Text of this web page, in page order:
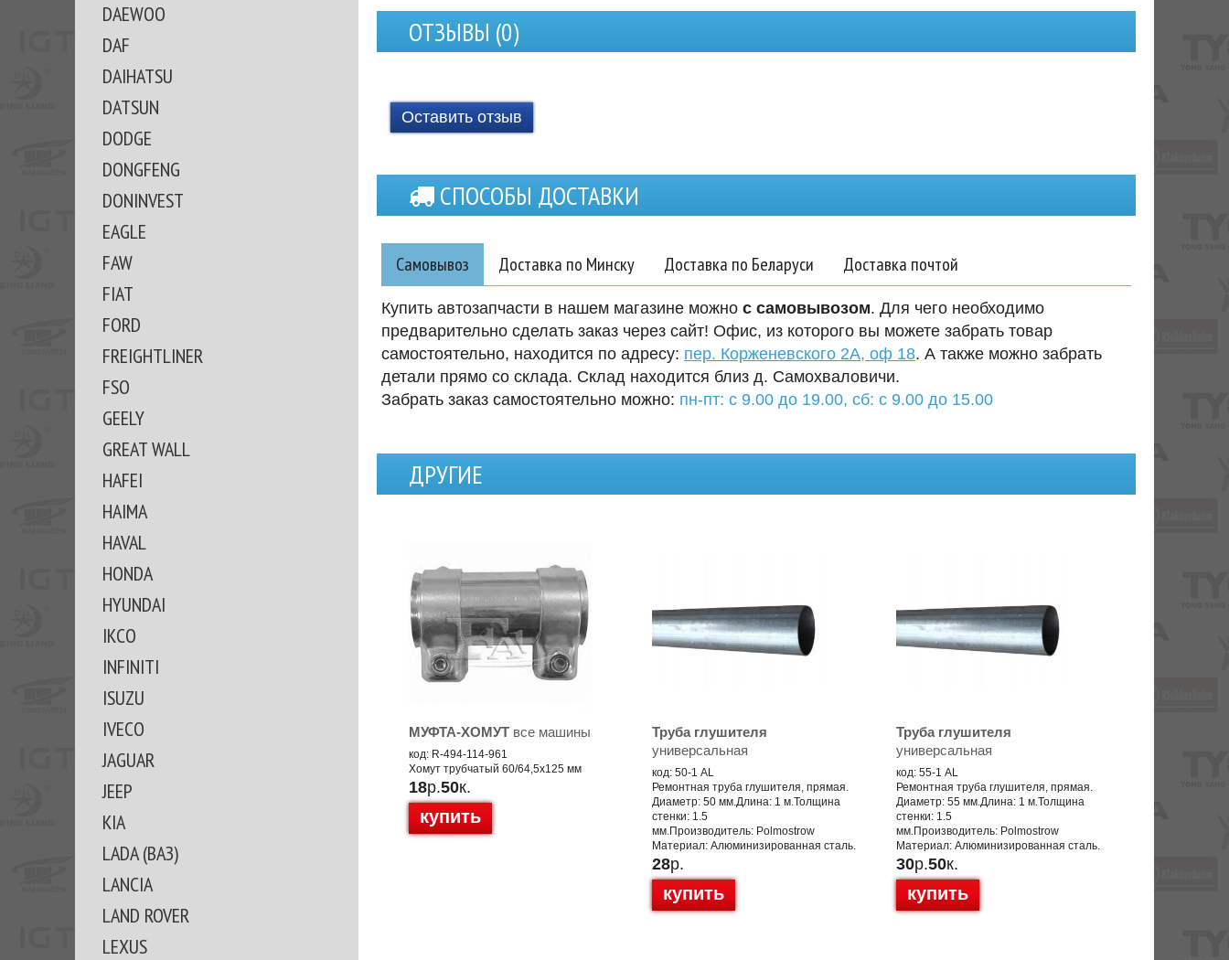
DAEWOO
DAF
DAIHATSU
DATSUN
DODGE
DONGFENG
DONINVEST
EAGLE
FAW
FIAT
FORD
FREIGHTLINER
FSO
GEELY
GREAT WALL
HAFEI
HAIMA
HAVAL
HONDA
HYUNDAI
IKCO
INFINITI
ISUZU
IVECO
JAGUAR
JEEP
KIA
LADA (ВАЗ)
LANCIA
LAND ROVER
LEXUS
ОТЗЫВЫ (0)
Оставить отзыв
СПОСОБЫ ДОСТАВКИ
Самовывоз Доставка по Минску Доставка по Беларуси Доставка почтой
Купить автозапчасти в нашем магазине можно с самовывозом. Для чего необходимо
предварительно сделать заказ через сайт! Офис, из которого вы можете забрать товар
самостоятельно, находится по адресу: пер. Корженевского 2А, оф 18. А также можно забрать
детали прямо со склада. Склад находится близ д. Самохваловичи.
Забрать заказ самостоятельно можно: пн-пт: с 9.00 до 19.00, сб: с 9.00 до 15.00
ДРУГИЕ
МУФТА-ХОМУТ все машины
код: R-494-114-961
Хомут трубчатый 60/64,5x125 мм
18р.50к.
купить
Труба глушителя
универсальная
код: 50-1 AL
Ремонтная труба глушителя, прямая.
Диаметр: 50 мм.Длина: 1 м.Толщина
стенки: 1.5
мм.Производитель: Polmostrow
Материал: Алюминизированная сталь.
28р.
купить
Труба глушителя
универсальная
код: 55-1 AL
Ремонтная труба глушителя, прямая.
Диаметр: 55 мм.Длина: 1 м.Толщина
стенки: 1.5
мм.Производитель: Polmostrow
Материал: Алюминизированная сталь.
30р.50к.
купить